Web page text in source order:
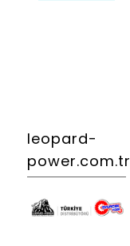
leopard-
power.com.tr